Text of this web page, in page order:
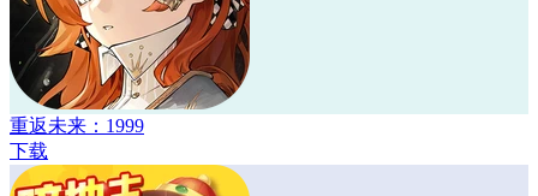
重返未来：1999
下载